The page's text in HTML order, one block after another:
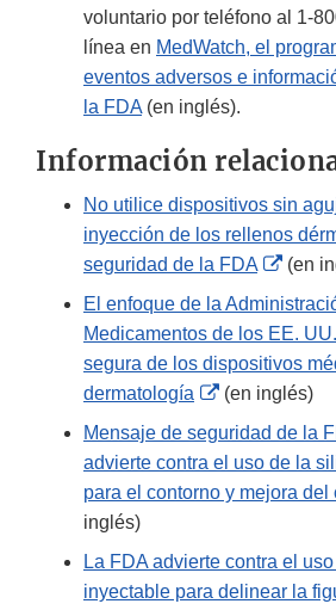
voluntario por teléfono al 1-
línea en MedWatch, el
eventos adversos e
la FDA (en inglés).
Información
No utilice dispositivos sin
inyección de los rellenos
seguridad de la FDA
Link
(en
El enfoque de la
Medicamentos de los EE.
segura de los dispositivos
dermatología
External
Link
Disclaimer
(en inglés)
Mensaje de seguridad de la
advierte contra el uso de la
para el contorno y mejora del
inglés)
La FDA advierte contra el
inyectable para delinear la